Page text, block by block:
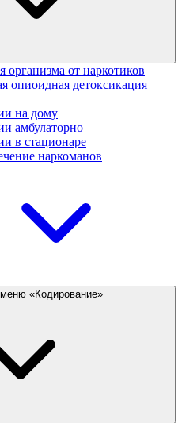
организма от наркотиков
опиоидная детоксикация
на дому
амбулаторно
в стационаре
наркоманов
«Кодирование»